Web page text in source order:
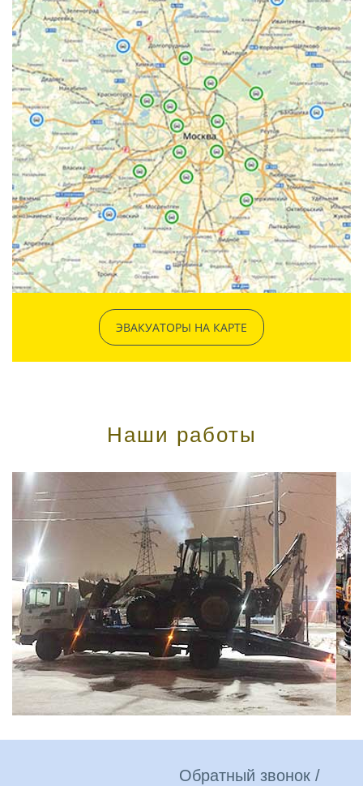
ЭВАКУАТОРЫ НА КАРТЕ
Наши работы
Обратный звонок /